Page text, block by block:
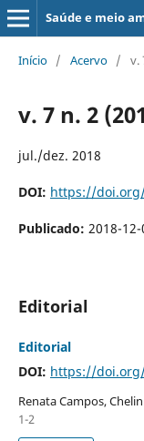
Saúde e meio
Início / Acervo / v.
v. 7 n. 2
jul./dez. 2018
DOI: https://
Publicado: 2018-12-
Editorial
Editorial
DOI: https://doi.org/
Renata Campos,
1-2